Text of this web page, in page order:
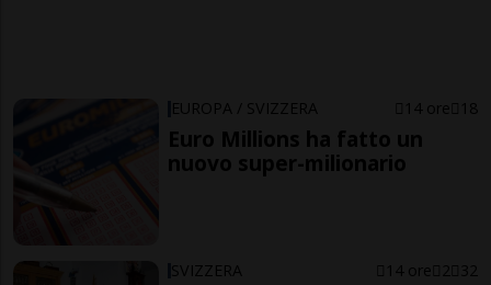
EUROPA / SVIZZERA 14 ore 18
Euro Millions ha fatto un
nuovo super-milionario
SVIZZERA 14 ore 2 32